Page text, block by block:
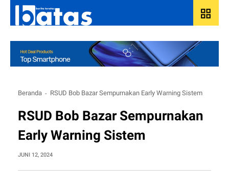
grid_view
Beranda RSUD Bob Bazar Sempurnakan Early Warning Sistem
RSUD Bob Bazar Sempurnakan
Early Warning Sistem
JUNI 12, 2024